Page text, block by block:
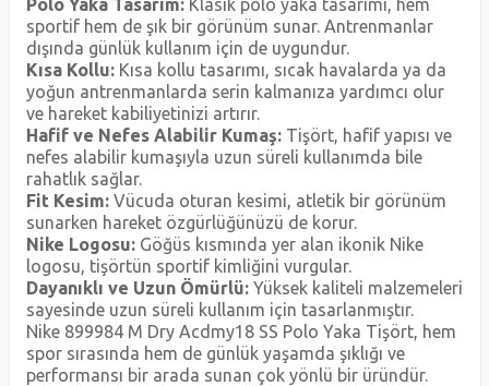
Polo Yaka Tasarım:Klasik polo yaka tasarımı, hem
sportif hem de şık bir görünüm sunar. Antrenmanlar
dışında günlük kullanım için de uygundur.
Kısa Kollu:Kısa kollu tasarımı, sıcak havalarda ya da
yoğun antrenmanlarda serin kalmanıza yardımcı olur
ve hareket kabiliyetinizi artırır.
Hafif ve Nefes Alabilir Kumaş:Tişört, hafif yapısı ve
nefes alabilir kumaşıyla uzun süreli kullanımda bile
rahatlık sağlar.
Fit Kesim:Vücuda oturan kesimi, atletik bir görünüm
sunarken hareket özgürlüğünüzü de korur.
Nike Logosu:Göğüs kısmında yer alan ikonik Nike
logosu, tişörtün sportif kimliğini vurgular.
Dayanıklı ve Uzun Ömürlü:Yüksek kaliteli malzemeleri
sayesinde uzun süreli kullanım için tasarlanmıştır.
Nike 899984 M Dry Acdmy18 SS Polo Yaka Tişört, hem
spor sırasında hem de günlük yaşamda şıklığı ve
performansı bir arada sunan çok yönlü bir üründür.